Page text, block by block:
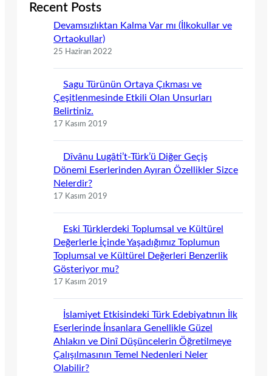
Recent Posts
Devamsızlıktan Kalma Var mı (İlkokullar ve
Ortaokullar)
25 Haziran 2022
Sagu Türünün Ortaya Çıkması ve
Çeşitlenmesinde Etkili Olan Unsurları
Belirtiniz.
17 Kasım 2019
Dîvânu Lugâti’t-Türk’ü Diğer Geçiş
Dönemi Eserlerinden Ayıran Özellikler Sizce
Nelerdir?
17 Kasım 2019
Eski Türklerdeki Toplumsal ve Kültürel
Değerlerle İçinde Yaşadığımız Toplumun
Toplumsal ve Kültürel Değerleri Benzerlik
Gösteriyor mu?
17 Kasım 2019
İslamiyet Etkisindeki Türk Edebiyatının İlk
Eserlerinde İnsanlara Genellikle Güzel
Ahlakın ve Dinî Düşüncelerin Öğretilmeye
Çalışılmasının Temel Nedenleri Neler
Olabilir?